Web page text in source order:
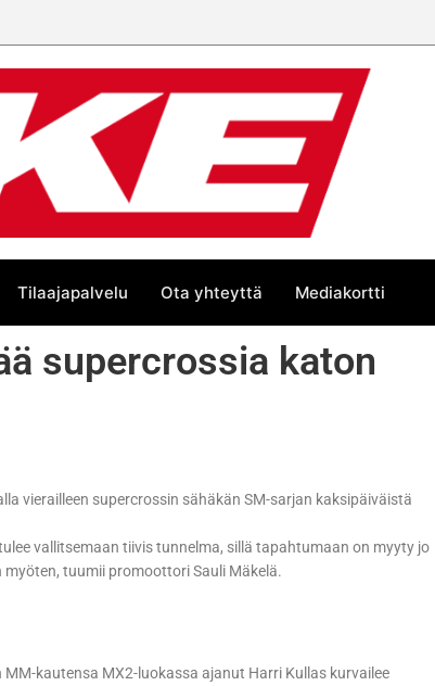
Tilaajapalvelu Ota yhteyttä Mediakortti
supercrossia katon
vierailleen supercrossin sähäkän SM-sarjan kaksipäiväistä
vallitsemaan tiivis tunnelma, sillä tapahtumaan on myyty jo
tuumii promoottori Sauli Mäkelä.
kautensa MX2-luokassa ajanut Harri Kullas kurvailee